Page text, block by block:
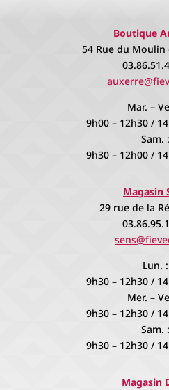
Boutique
54 Rue du
Mar. –
9h00 – 12h30 /
Sam. :
9h30 – 12h00 /
Magasin
29 rue de la
Lun. :
9h30 – 12h30 /
Mer. –
9h30 – 12h30 /
Sam. :
9h30 – 12h30 /
Magasin